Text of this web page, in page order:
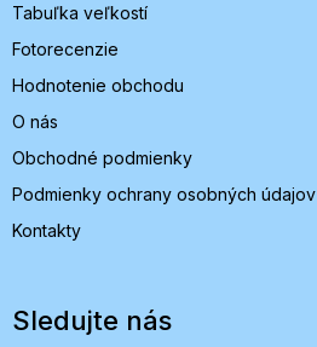
Tabuľka veľkostí
Fotorecenzie
Hodnotenie obchodu
O nás
Obchodné podmienky
Podmienky ochrany osobných údajov
Kontakty
Sledujte nás